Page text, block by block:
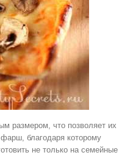
размером, что позволяет их
благодаря которому
не только на семейные